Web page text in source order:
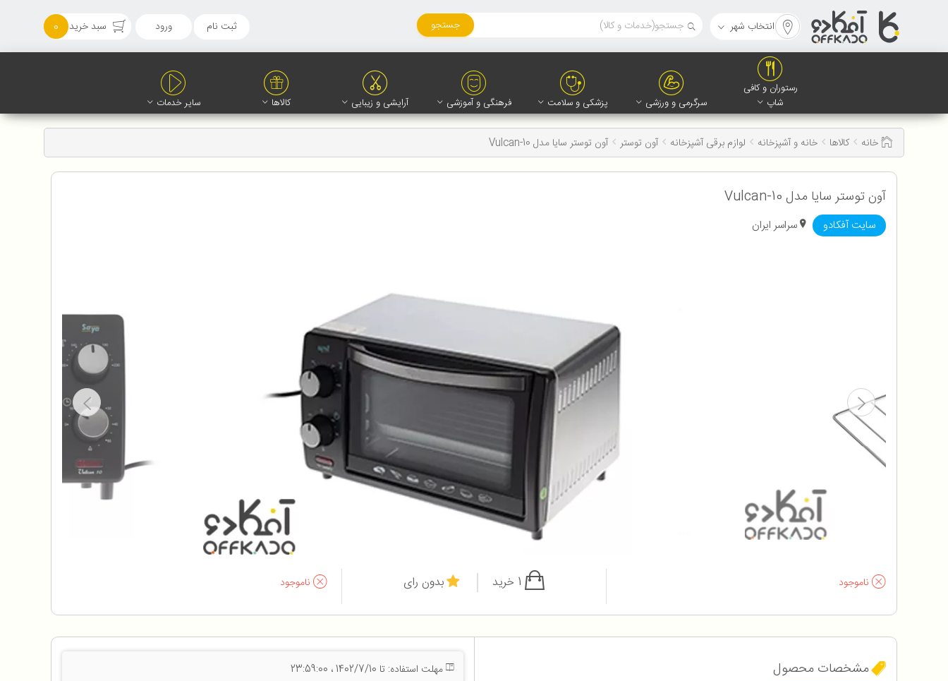
انتخاب شهر جستجو ثبت نام ورود سبد خرید 0
رستوران و کافی
شاپ
سرگرمی و ورزشی پزشکی و سلامت فرهنگی و آموزشی آرایشی و زیبایی کالاها سایر خدمات
خانه کالاها خانه و آشپزخانه لوازم برقی آشپزخانه آون توستر آون توستر سایا مدل Vulcan-10
آون توستر سایا مدل Vulcan-10
سایت آفکادو سراسر ایران
ناموجود بدون رای ناموجود
مشخصات محصول مهلت استفاده: تا 1402/7/10 ، 23:59:00